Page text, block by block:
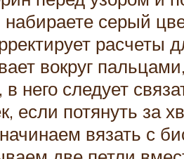
серый
расчеты
вокруг
в него следует
если потянуть за
вязать с